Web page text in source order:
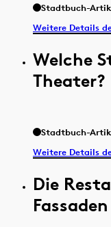
Stadtbuch-
Weitere Details
Welche
Theater?
Stadtbuch-
Weitere Details
Die